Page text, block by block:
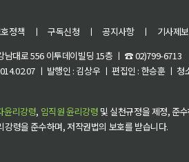
정책 ㅣ 구독신청 ㅣ 공지사항 ㅣ 기사제
남대로 556 이투데이빌딩 15층 ㅣ ☎ 02)799-6713
ㅣ 발행인 : 김상우 ㅣ 편집인 : 한승훈 ㅣ
윤리강령, 임직원 윤리강령 및 실천규정을 제정, 준
령을 준수하며, 저작권법의 보호를 받습니다.